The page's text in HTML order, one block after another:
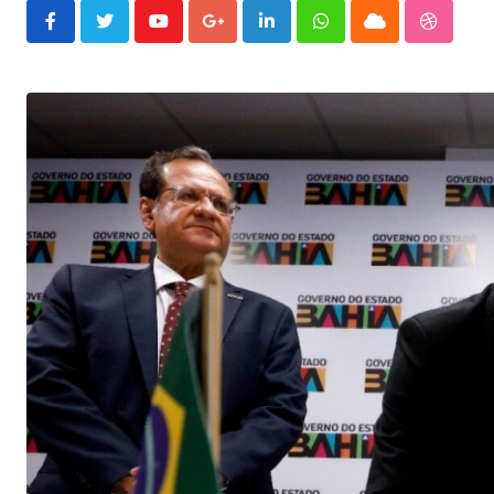
YoutubeGoogle+LinkedInWhatsappCloud